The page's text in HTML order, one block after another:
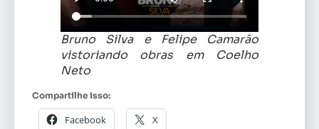
Bruno Silva e Felipe Camarão
vistoriando obras em Coelho
Neto
Compartilhe isso:
Facebook X